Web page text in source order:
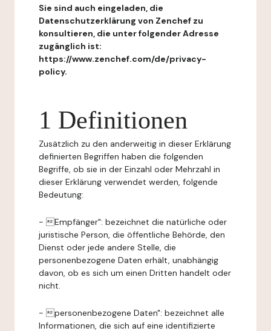
Sie sind auch eingeladen, die
Datenschutzerklärung von Zenchef zu
konsultieren, die unter folgender Adresse
zugänglich ist:
https://www.zenchef.com/de/privacy-
policy.
1 Definitionen
Zusätzlich zu den anderweitig in dieser Erklärung
definierten Begriffen haben die folgenden
Begriffe, ob sie in der Einzahl oder Mehrzahl in
dieser Erklärung verwendet werden, folgende
Bedeutung:
- Empfänger": bezeichnet die natürliche oder
juristische Person, die öffentliche Behörde, den
Dienst oder jede andere Stelle, die
personenbezogene Daten erhält, unabhängig
davon, ob es sich um einen Dritten handelt oder
nicht.
- personenbezogene Daten": bezeichnet alle
Informationen, die sich auf eine identifizierte